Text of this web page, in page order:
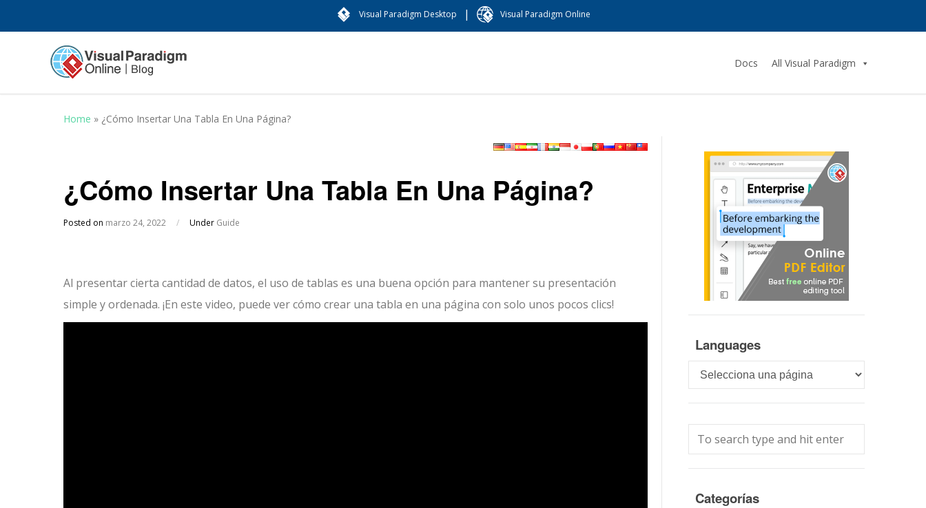
Visual Paradigm Desktop | Visual Paradigm Online
Docs All Visual Paradigm
Home » ¿Cómo Insertar Una Tabla En Una Página?
¿Cómo Insertar Una Tabla En Una Página?
Posted on marzo 24, 2022 / Under Guide
Al presentar cierta cantidad de datos, el uso de tablas es una buena opción para mantener su presentación
simple y ordenada. ¡En este video, puede ver cómo crear una tabla en una página con solo unos pocos clics!
Languages
Languages
Categorías